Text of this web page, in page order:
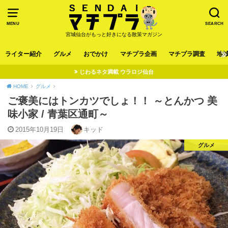
MENU SEARCH
宮城仙台がもっと好きになる散策マガジン
ライター紹介 グルメ おでかけ マチプラ企画 マチプラ調査 地
じわるネタ満載 ウラロジ仙台
HOME グルメ
ご褒美にはトンカツでしょ！！ ～とんかつ 美
味小家 / 青葉区通町～
2015年10月19日 キッド
グルメ